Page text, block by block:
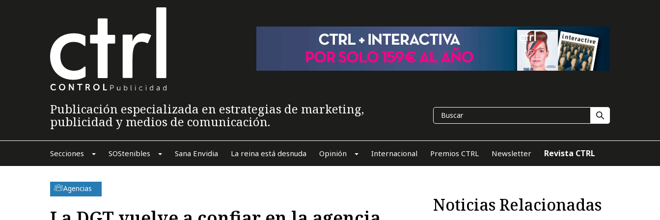
Publicación especializada en estrategias de marketing,
publicidad y medios de comunicación.
Secciones SOStenibles Sana Envidia La reina está desnuda Opinión Internacional Premios CTRL Newsletter Revista CTRL
Agencias
Noticias Relacionadas